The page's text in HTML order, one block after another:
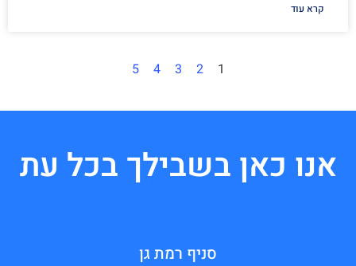
קרא עוד
1
2
3
4
5
אנו כאן בשבילך בכל עת
סניף רמת גן